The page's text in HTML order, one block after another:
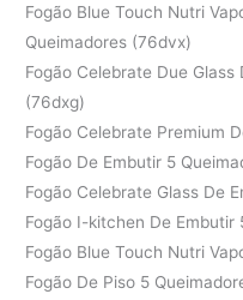
Fogão Blue Touch Nutri
Queimadores (76dvx)
Fogão Celebrate Due
(76dxg)
Fogão Celebrate Premium
Fogão De Embutir 5
Fogão Celebrate Glass De
Fogão I-kitchen De Embutir
Fogão Blue Touch Nutri
Fogão De Piso 5